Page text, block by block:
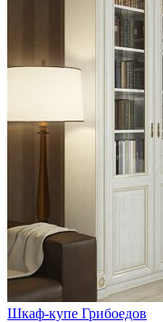
Шкаф-купе Грибоедов